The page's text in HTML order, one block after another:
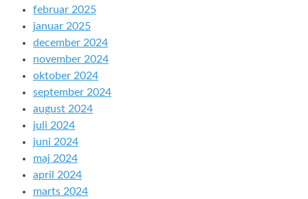
februar 2025
januar 2025
december 2024
november 2024
oktober 2024
september 2024
august 2024
juli 2024
juni 2024
maj 2024
april 2024
marts 2024